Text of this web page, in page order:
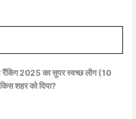
रैंकिंग 2025 का सुपर स्वच्छ लीग (10
शहर को दिया?